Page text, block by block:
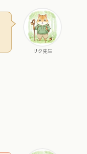
リク先生